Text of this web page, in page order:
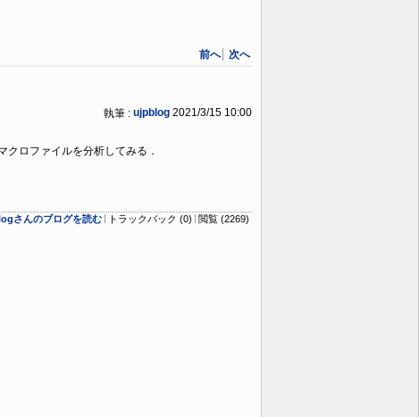
前へ 次へ
執筆 : ujpblog 2021/3/15 10:00
ロファイルを分析してみる．
さんのブログを読む トラックバック (0) 閲覧 (2269)